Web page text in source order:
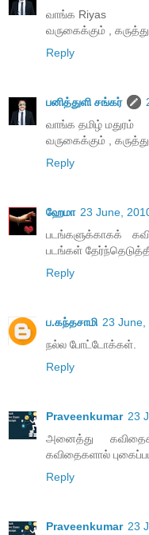
வாங்க Riyas
வருகைக்கும் ,
Reply
பனித்துளி சங்கர்
வாங்க தமிழ் மதுரம்
வருகைக்கும் ,
Reply
ஹேமா 23 June,
படங்களுக்காகக்
படங்கள்
Reply
ப.கந்தசாமி 23
நல்ல போட்டோக்கள்.
Reply
Praveenkumar 23
அனைத்து
கவிதைகளால்
Reply
Praveenkumar 23